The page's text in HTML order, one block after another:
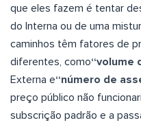
que eles fazem é tentar
do Interna ou de uma
caminhos têm fatores de
diferentes, como“volume
Externa e“número de
preço público não
subscrição padrão e a